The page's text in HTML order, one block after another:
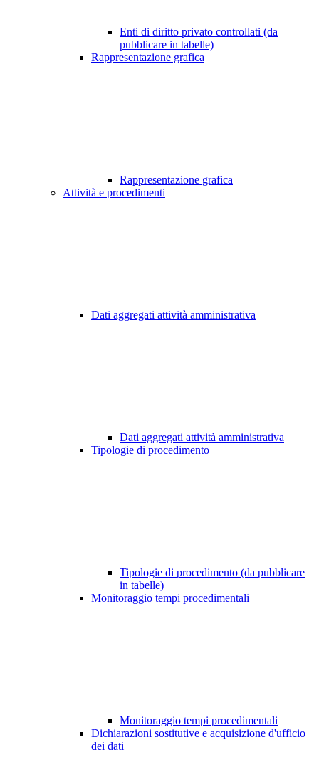
Enti di diritto privato controllati (da
pubblicare in tabelle)
Rappresentazione grafica
Rappresentazione grafica
Attività e procedimenti
Dati aggregati attività amministrativa
Dati aggregati attività amministrativa
Tipologie di procedimento
Tipologie di procedimento (da pubblicare
in tabelle)
Monitoraggio tempi procedimentali
Monitoraggio tempi procedimentali
Dichiarazioni sostitutive e acquisizione d'ufficio
dei dati